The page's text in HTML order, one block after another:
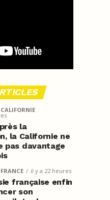
la
la Californie ne
pas davantage
il y a 22 heures
française enfin
son